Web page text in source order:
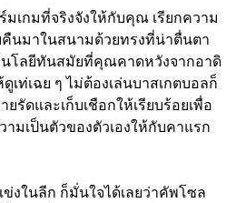
มเกมที่จริงจังให้กับคุณ เรียกความ
นมาในสนามด้วยทรงที่น่าตื่นตา
นโลยีทันสมัยที่คุณคาดหวังจากอาดิ
เท่เฉย ๆ ไม่ต้องเล่นบาสเกตบอลก็
รัดและเก็บเชือกให้เรียบร้อยเพื่อ
มเป็นตัวของตัวเองให้กับคาแรก
งในลีก ก็มั่นใจได้เลยว่าคัพโซล